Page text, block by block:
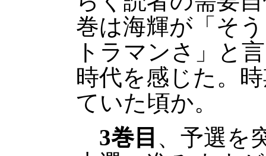
巻は海輝が「そ
トラマンさ」と
時代を感じた。
ていた頃か。
3巻目 、予選を